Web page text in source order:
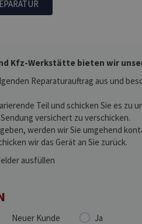
Kfz-Werkstätte bieten wir
Reparaturauftrag aus und
Teil und schicken Sie es
versichert zu verschicken.
werden wir Sie umgehend
wir das Gerät an Sie zurück.
ausfüllen
Neuer Kunde Ja